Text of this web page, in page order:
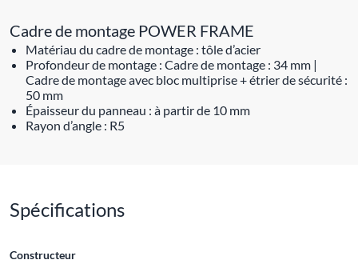
Cadre de montage POWER FRAME
Matériau du cadre de montage : tôle d’acier
Profondeur de montage : Cadre de montage : 34 mm |
Cadre de montage avec bloc multiprise + étrier de sécurité :
50 mm
Épaisseur du panneau : à partir de 10 mm
Rayon d’angle : R5
Spécifications
Constructeur